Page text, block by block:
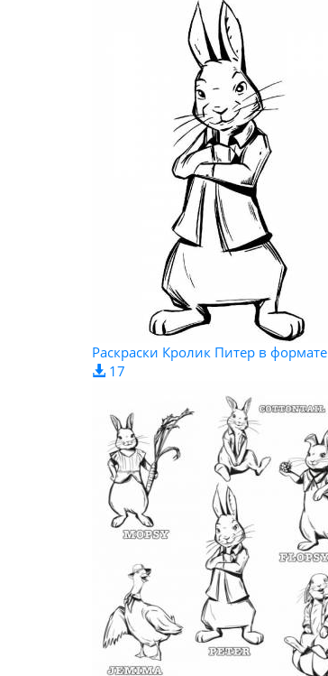
Раскраски Кролик Питер в формате
17